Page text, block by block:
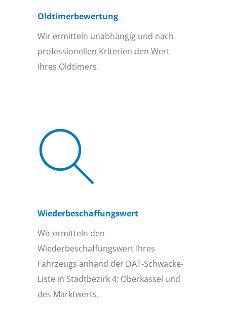
Oldtimer­bewertung
Wir ermitteln unabhängig und nach
professionellen Kriterien den Wert
Ihres Oldtimers.
Wiederbeschaffungs­wert
Wir ermitteln den
Wiederbeschaffungswert Ihres
Fahrzeugs anhand der DAT-Schwacke-
Liste in Stadtbezirk 4: Oberkassel und
des Marktwerts.